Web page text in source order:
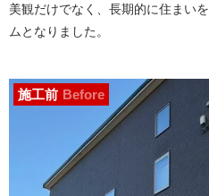
美観だけでなく、長期的に住まい
ムとなりました。
施工前 Before